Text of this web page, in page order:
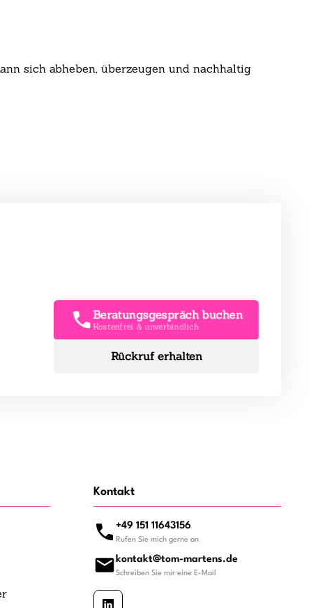
sich abheben, überzeugen und nachhaltig
Beratungsgespräch buchen
Kostenfrei & unverbindlich
Rückruf erhalten
Kontakt
+49 151 11643156
Rufen Sie mich gerne an
kontakt@tom-martens.de
Schreiben Sie mir eine E-Mail